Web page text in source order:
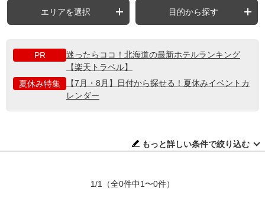
エリアを選択 目的から探す
PR
迷ったらココ！北海道の最新ホテルランキング
【楽天トラベル】
夏休み特集
【7月・8月】日付から探せる！夏休みイベントカ
レンダー
もっと詳しい条件で絞り込む
1/1 （全0件中1〜0件）